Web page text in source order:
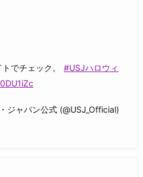
でチェック。
#USJハロウィ
ジャパン公式 (@USJ_Official)